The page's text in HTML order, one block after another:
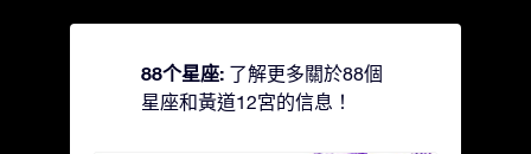
88个星座: 了解更多關於88個
星座和黃道12宮的信息！